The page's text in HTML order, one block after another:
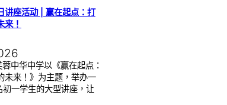
讲座活动 | 赢在起点：打
来！
中华中学以《赢在起点：
未来！》为主题，举办一
一学生的大型讲座，让